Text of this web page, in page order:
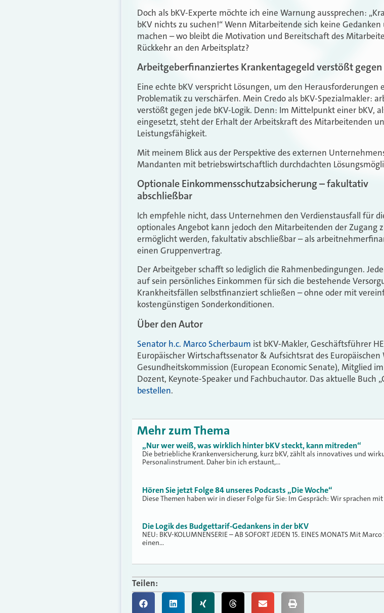
Doch als bKV-Experte möchte ich eine Warnung aussprechen:
bKV nichts zu suchen!“ Wenn Mitarbeitende sich keine
machen – wo bleibt die Motivation und Bereitschaft des
Rückkehr an den Arbeitsplatz?
Arbeitgeberfinanziertes Krankentagegeld verstößt gegen
Eine echte bKV verspricht Lösungen, um den
Problematik zu verschärfen. Mein Credo als bKV-Spezialmakler:
verstößt gegen jede bKV-Logik. Denn: Im Mittelpunkt einer bKV,
eingesetzt, steht der Erhalt der Arbeitskraft des Mitarbeitenden
Leistungsfähigkeit.
Mit meinem Blick aus der Perspektive des externen
Mandanten mit betriebswirtschaftlich durchdachten
Optionale Einkommensschutzabsicherung – fakultativ
abschließbar
Ich empfehle nicht, dass Unternehmen den Verdienstausfall für
optionales Angebot kann jedoch den Mitarbeitenden der Zugang
ermöglicht werden, fakultativ abschließbar – als
einen Gruppenvertrag.
Der Arbeitgeber schafft so lediglich die Rahmenbedingungen.
auf sein persönliches Einkommen für sich die bestehende
Krankheitsfällen selbstfinanziert schließen – ohne oder mit
kostengünstigen Sonderkonditionen.
Über den Autor
Senator h.c. Marco Scherbaum ist bKV-Makler, Geschäftsführer
Europäischer Wirtschaftssenator & Aufsichtsrat des
Gesundheitskommission (European Economic Senate), Mitglied
Dozent, Keynote-Speaker und Fachbuchautor. Das aktuelle Buch
bestellen.
Mehr zum Thema
„Nur wer weiß, was wirklich hinter bKV steckt, kann mitreden“
Die betriebliche Krankenversicherung, kurz bKV, zählt als innovatives und
Personalinstrument. Daher bin ich erstaunt,…
Hören Sie jetzt Folge 84 unseres Podcasts „Die Woche“
Diese Themen haben wir in dieser Folge für Sie: Im Gespräch: Wir sprachen
Die Logik des Budgettarif-Gedankens in der bKV
NEU: BKV-KOLUMNENSERIE – AB SOFORT JEDEN 15. EINES MONATS Mit
einen…
Teilen: